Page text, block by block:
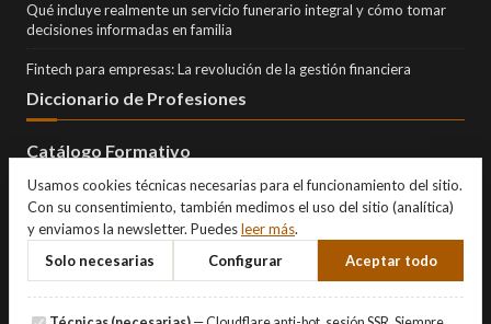
Qué incluye realmente un servicio funerario integral y cómo tomar
decisiones informadas en familia
Fintech para empresas: La revolución de la gestión financiera
Diccionario de Profesiones
Catálogo Formativo
Usamos cookies técnicas necesarias para el funcionamiento del sitio.
Con su consentimiento, también medimos el uso del sitio (analítica)
y enviamos la newsletter. Puedesleer más.
Solo necesarias
Configurar Aceptar todo